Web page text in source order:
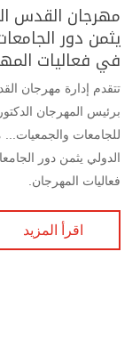
مهرجان القدس
يثمن دور
في فعاليات
تتقدم إدارة مهرجان
برئيس المهرجان
للجامعات
الدولي يثمن دور
فعاليات المهرجان.
اقرأ المزيد